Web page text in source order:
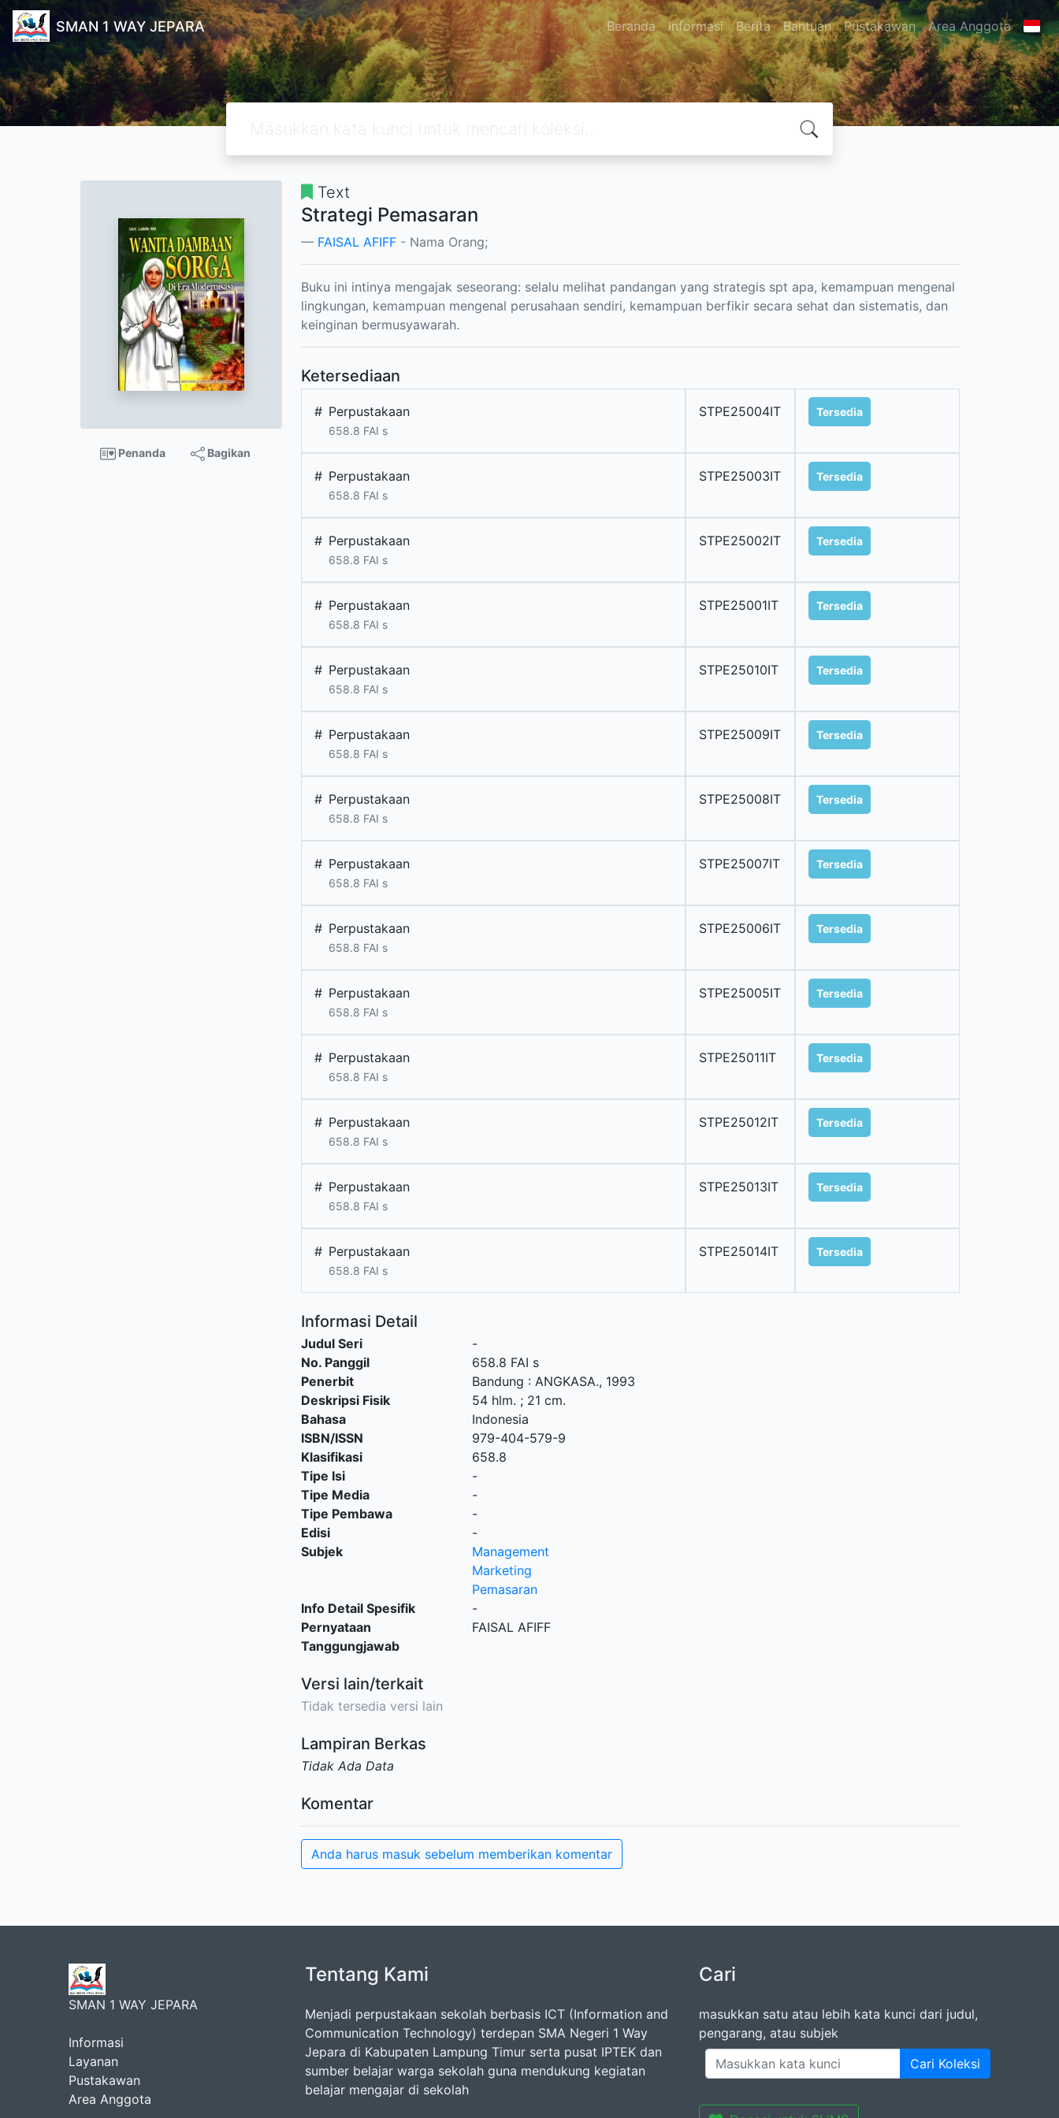
SMAN 1 WAY JEPARA Beranda Informasi Berita Bantuan Pustakawan Area Anggota
Penanda Bagikan
Text
Strategi Pemasaran
FAISAL AFIFF - Nama Orang;
Buku ini intinya mengajak seseorang: selalu melihat pandangan yang strategis spt apa, kemampuan mengenal
lingkungan, kemampuan mengenal perusahaan sendiri, kemampuan berfikir secara sehat dan sistematis, dan
keinginan bermusyawarah.
Ketersediaan
# Perpustakaan
658.8 FAI s
STPE25004IT Tersedia
# Perpustakaan
658.8 FAI s
STPE25003IT Tersedia
# Perpustakaan
658.8 FAI s
STPE25002IT Tersedia
# Perpustakaan
658.8 FAI s
STPE25001IT Tersedia
# Perpustakaan
658.8 FAI s
STPE25010IT Tersedia
# Perpustakaan
658.8 FAI s
STPE25009IT Tersedia
# Perpustakaan
658.8 FAI s
STPE25008IT Tersedia
# Perpustakaan
658.8 FAI s
STPE25007IT Tersedia
# Perpustakaan
658.8 FAI s
STPE25006IT Tersedia
# Perpustakaan
658.8 FAI s
STPE25005IT Tersedia
# Perpustakaan
658.8 FAI s
STPE25011IT Tersedia
# Perpustakaan
658.8 FAI s
STPE25012IT Tersedia
# Perpustakaan
658.8 FAI s
STPE25013IT Tersedia
# Perpustakaan
658.8 FAI s
STPE25014IT Tersedia
Informasi Detail
Judul Seri
-
No. Panggil
658.8 FAI s
Penerbit
Bandung : ANGKASA., 1993
Deskripsi Fisik
54 hlm. ; 21 cm.
Bahasa
Indonesia
ISBN/ISSN
979-404-579-9
Klasifikasi
658.8
Tipe Isi
-
Tipe Media
-
Tipe Pembawa
-
Edisi
-
Subjek
Management
Marketing
Pemasaran
Info Detail Spesifik
-
Pernyataan
Tanggungjawab
FAISAL AFIFF
Versi lain/terkait
Tidak tersedia versi lain
Lampiran Berkas
Tidak Ada Data
Komentar
Anda harus masuk sebelum memberikan komentar
SMAN 1 WAY JEPARA
Informasi
Layanan
Pustakawan
Area Anggota
Tentang Kami
Menjadi perpustakaan sekolah berbasis ICT (Information and
Communication Technology) terdepan SMA Negeri 1 Way
Jepara di Kabupaten Lampung Timur serta pusat IPTEK dan
sumber belajar warga sekolah guna mendukung kegiatan
belajar mengajar di sekolah
Cari
masukkan satu atau lebih kata kunci dari judul,
pengarang, atau subjek
Cari Koleksi